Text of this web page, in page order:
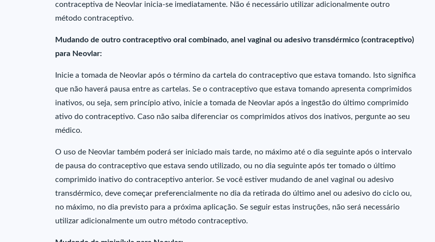
contraceptiva de Neovlar inicia-se imediatamente. Não é necessário utilizar adicionalmente outro
método contraceptivo.
Mudando de outro contraceptivo oral combinado, anel vaginal ou adesivo transdérmico (contraceptivo)
para Neovlar:
Inicie a tomada de Neovlar após o término da cartela do contraceptivo que estava tomando. Isto significa
que não haverá pausa entre as cartelas. Se o contraceptivo que estava tomando apresenta comprimidos
inativos, ou seja, sem princípio ativo, inicie a tomada de Neovlar após a ingestão do último comprimido
ativo do contraceptivo. Caso não saiba diferenciar os comprimidos ativos dos inativos, pergunte ao seu
médico.
O uso de Neovlar também poderá ser iniciado mais tarde, no máximo até o dia seguinte após o intervalo
de pausa do contraceptivo que estava sendo utilizado, ou no dia seguinte após ter tomado o último
comprimido inativo do contraceptivo anterior. Se você estiver mudando de anel vaginal ou adesivo
transdérmico, deve começar preferencialmente no dia da retirada do último anel ou adesivo do ciclo ou,
no máximo, no dia previsto para a próxima aplicação. Se seguir estas instruções, não será necessário
utilizar adicionalmente um outro método contraceptivo.